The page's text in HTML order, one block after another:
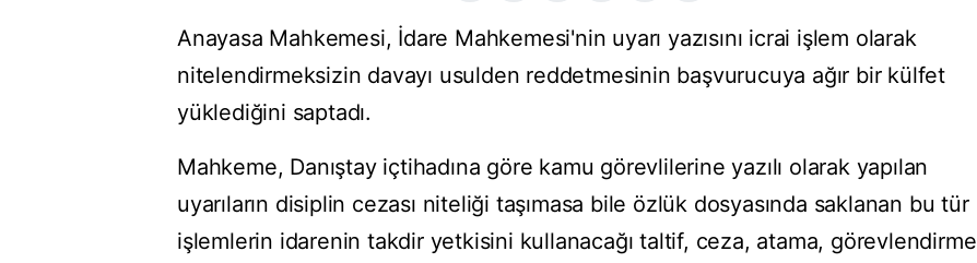
Anayasa Mahkemesi, İdare Mahkemesi'nin uyarı yazısını icrai işlem olarak
nitelendirmeksizin davayı usulden reddetmesinin başvurucuya ağır bir külfet
yüklediğini saptadı.
Mahkeme, Danıştay içtihadına göre kamu görevlilerine yazılı olarak yapılan
uyarıların disiplin cezası niteliği taşımasa bile özlük dosyasında saklanan bu tür
işlemlerin idarenin takdir yetkisini kullanacağı taltif, ceza, atama, görevlendirme